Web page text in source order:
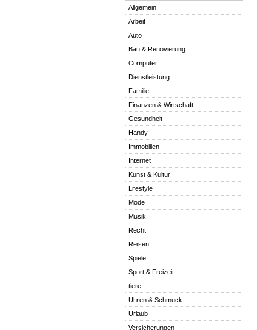
Allgemein
Arbeit
Auto
Bau & Renovierung
Computer
Dienstleistung
Familie
Finanzen & Wirtschaft
Gesundheit
Handy
Immobilien
Internet
Kunst & Kultur
Lifestyle
Mode
Musik
Recht
Reisen
Spiele
Sport & Freizeit
tiere
Uhren & Schmuck
Urlaub
Versicherungen